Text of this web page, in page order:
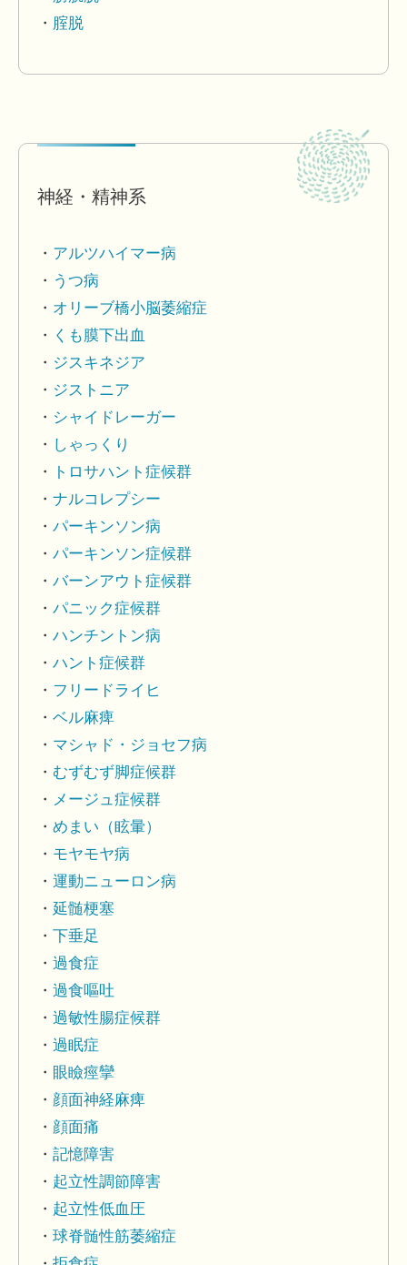
腟脱
神経・精神系
アルツハイマー病
うつ病
オリーブ橋小脳萎縮症
くも膜下出血
ジスキネジア
ジストニア
シャイドレーガー
しゃっくり
トロサハント症候群
ナルコレプシー
パーキンソン病
パーキンソン症候群
バーンアウト症候群
パニック症候群
ハンチントン病
ハント症候群
フリードライヒ
ベル麻痺
マシャド・ジョセフ病
むずむず脚症候群
メージュ症候群
めまい（眩暈）
モヤモヤ病
運動ニューロン病
延髄梗塞
下垂足
過食症
過食嘔吐
過敏性腸症候群
過眠症
眼瞼痙攣
顔面神経麻痺
顔面痛
記憶障害
起立性調節障害
起立性低血圧
球脊髄性筋萎縮症